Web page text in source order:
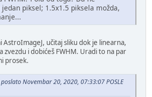
piksel; 1.5x1.5 piksela možda,
AstroImageJ, učitaj sliku dok je linearna,
zvezdu i dobićeš FWHM. Uradi to na par
prosek.
Novembar 20, 2020, 07:33:07 POSLE